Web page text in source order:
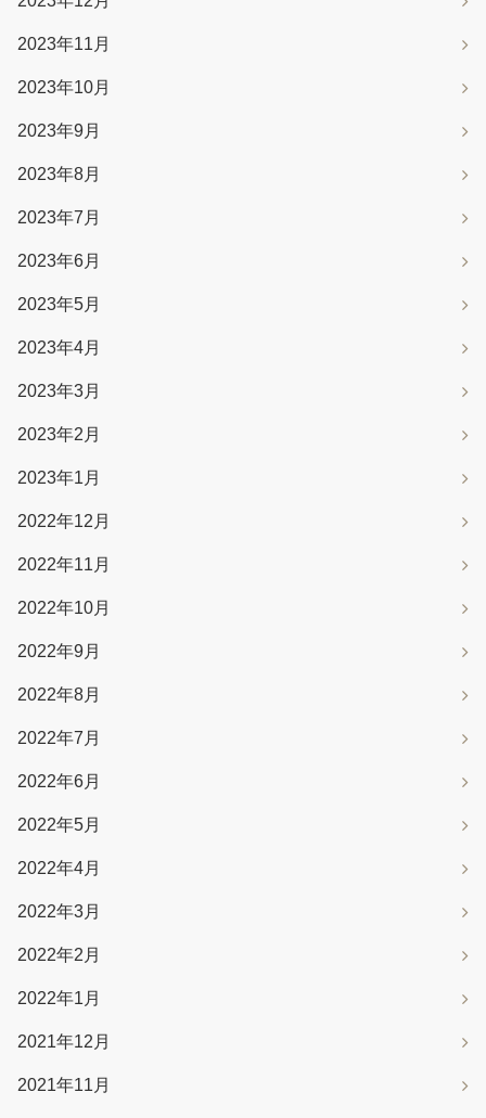
2023年11月
2023年10月
2023年9月
2023年8月
2023年7月
2023年6月
2023年5月
2023年4月
2023年3月
2023年2月
2023年1月
2022年12月
2022年11月
2022年10月
2022年9月
2022年8月
2022年7月
2022年6月
2022年5月
2022年4月
2022年3月
2022年2月
2022年1月
2021年12月
2021年11月